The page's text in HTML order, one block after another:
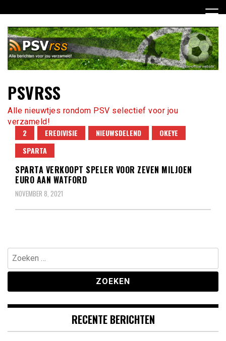
naar
inhoud
PSVRSS
Alle nieuwtjes rondom PSV selectief voor jou
verzameld!
2 EREDIVISIE NIEUWSDELEND
OKEYE
SPARTA
SPARTA VERKOOPT SPELER VOOR ZEVEN MILJOEN
EURO AAN WATFORD
NOVEMBER 8, 2021
Zoeken
naar:
RECENTE BERICHTEN